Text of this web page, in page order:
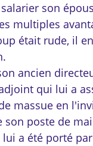
son
multiples
était rude, il
ancien
qui lui a
massue en
son poste de
a été porté